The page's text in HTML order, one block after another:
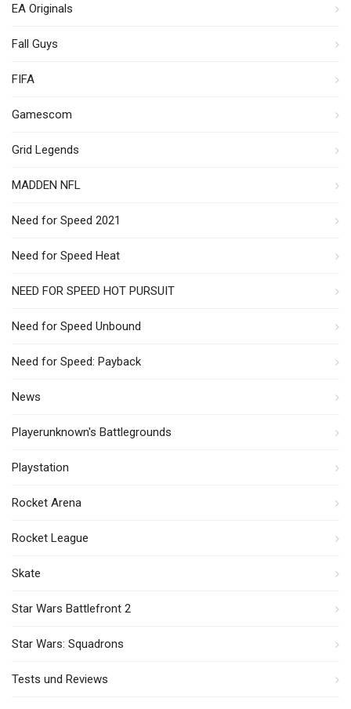
EA Originals
Fall Guys
FIFA
Gamescom
Grid Legends
MADDEN NFL
Need for Speed 2021
Need for Speed Heat
NEED FOR SPEED HOT PURSUIT
Need for Speed Unbound
Need for Speed: Payback
News
Playerunknown's Battlegrounds
Playstation
Rocket Arena
Rocket League
Skate
Star Wars Battlefront 2
Star Wars: Squadrons
Tests und Reviews